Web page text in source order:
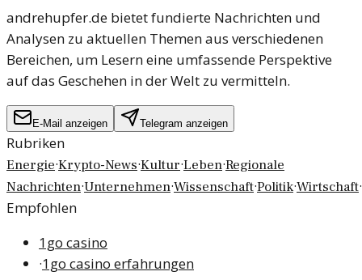
andrehupfer.de bietet fundierte Nachrichten und
Analysen zu aktuellen Themen aus verschiedenen
Bereichen, um Lesern eine umfassende Perspektive
auf das Geschehen in der Welt zu vermitteln.
E-Mail anzeigen Telegram anzeigen
Rubriken
Energie·Krypto-News·Kultur·Leben·Regionale
Nachrichten·Unternehmen·Wissenschaft·Politik·Wirtschaft·
Empfohlen
1go casino
·1go casino erfahrungen